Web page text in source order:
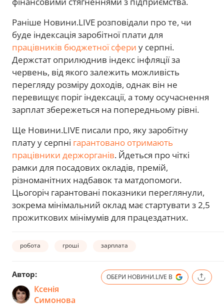
Раніше Новини.LIVE розповідали про те, чи
буде індексація заробітної плати для
працівників бюджетної сфери у серпні.
Держстат оприлюднив індекс інфляції за
червень, від якого залежить можливість
перегляду розміру доходів, однак він не
перевищує поріг індексації, а тому осучаснення
зарплат збережеться на попередньому рівні.
Ще Новини.LIVE писали про, яку заробітну
плату у серпні гарантовано отримають
працівники держорганів. Йдеться про чіткі
рамки для посадових окладів, премій,
різноманітних надбавок та матдопомоги.
Цьогоріч гарантовані показники переглянули,
зокрема мінімальний оклад має стартувати з 2,5
прожиткових мінімумів для працездатних.
робота гроші зарплата
Автор:
Ксенія
Симонова
ОБЕРИ НОВИНИ.LIVE В